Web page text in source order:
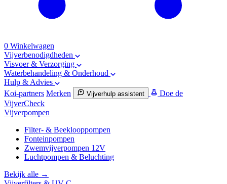
0 Winkelwagen
Vijverbenodigdheden
Visvoer & Verzorging
Waterbehandeling & Onderhoud
Hulp & Advies
Koi-partners Merken Vijverhulp assistent
Doe de
VijverCheck
Vijverpompen
Filter- & Beeklooppompen
Fonteinpompen
Zwemvijverpompen 12V
Luchtpompen & Beluchting
Bekijk alle →